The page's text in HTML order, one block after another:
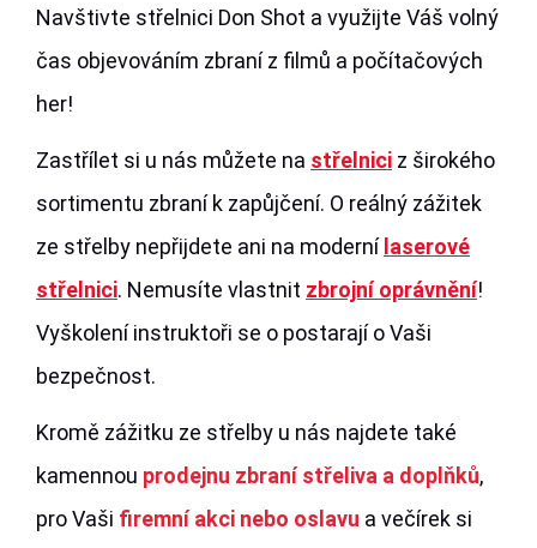
Navštivte střelnici Don Shot a využijte Váš volný
čas objevováním zbraní z filmů a počítačových
her!
Zastřílet si u nás můžete na střelnici z širokého
sortimentu zbraní k zapůjčení. O reálný zážitek
ze střelby nepřijdete ani na moderní laserové
střelnici. Nemusíte vlastnit zbrojní oprávnění!
Vyškolení instruktoři se o postarají o Vaši
bezpečnost.
Kromě zážitku ze střelby u nás najdete také
kamennou prodejnu zbraní střeliva a doplňků,
pro Vaši firemní akci nebo oslavu a večírek si